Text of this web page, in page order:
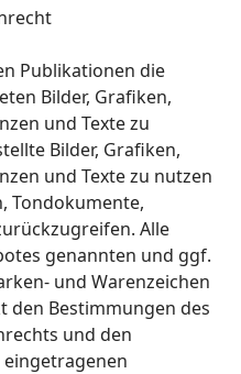
Publikationen die
Bilder, Grafiken,
und Texte zu
Bilder, Grafiken,
und Texte zu nutzen
Tondokumente,
Alle
genannten und ggf.
und Warenzeichen
den Bestimmungen des
und den